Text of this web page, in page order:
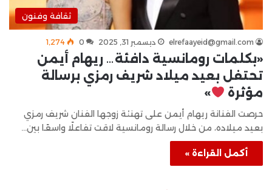
ثقافة وفنون
elrefaayeid@gmail.com ديسمبر 31, 2025 0 1٬274
«بكلمات رومانسية دافئة… ريهام أيمن
تحتفل بعيد ميلاد شريف رمزي برسالة
مؤثرة
»
حرصت الفنانة ريهام أيمن على تهنئة زوجها الفنان شريف رمزي
بعيد ميلاده، من خلال رسالة رومانسية لاقت تفاعلًا واسعًا بين…
أكمل القراءة »